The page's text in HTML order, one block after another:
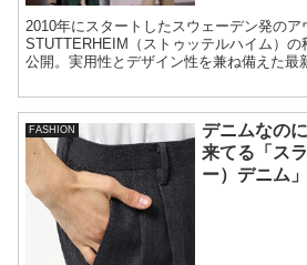
2010年にスタートしたスウェーデン発のア
STUTTERHEIM（ストゥッテルハイム）
公開。実用性とデザイン性を兼ね備えた最
FASHION
デニムなの
来てる「ス
ー）デニム」